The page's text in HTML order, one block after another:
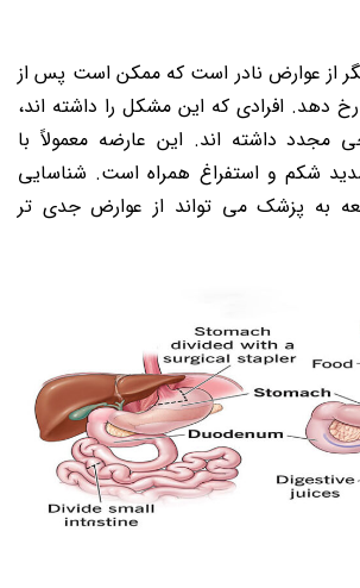
از عوارض نادر است که ممکن است پس از
دهد. افرادی که این مشکل را داشته اند،
مجدد داشته اند. این عارضه معمولاً با
شکم و استفراغ همراه است. شناسایی
به پزشک می تواند از عوارض جدی تر